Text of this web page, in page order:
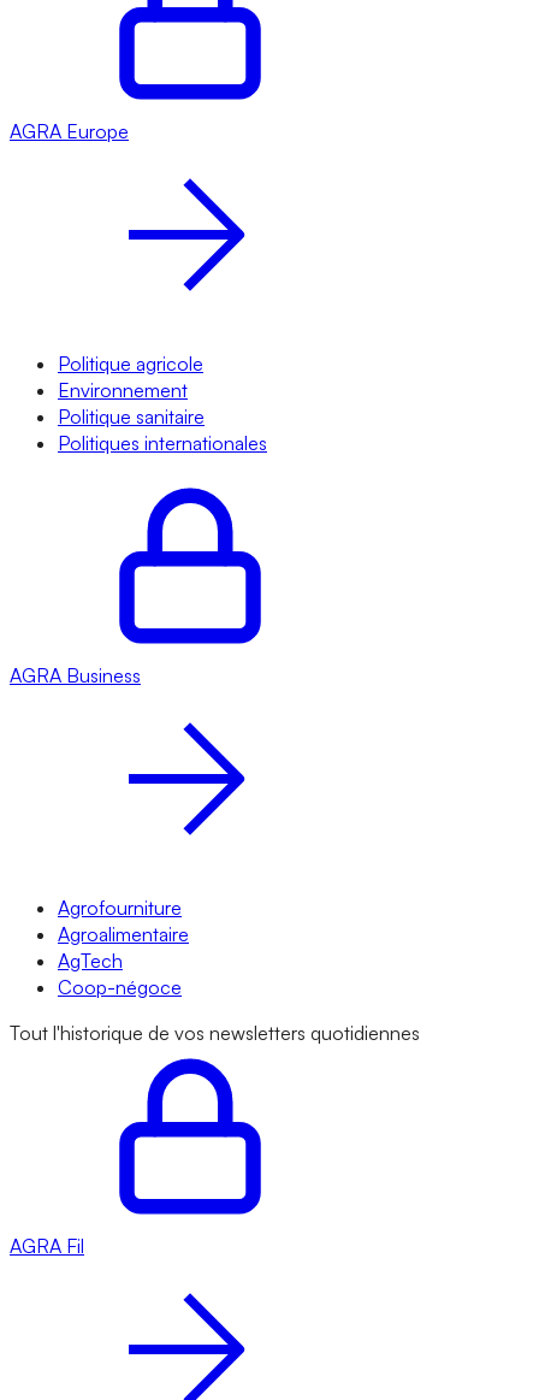
AGRA Europe
Politique agricole
Environnement
Politique sanitaire
Politiques internationales
AGRA Business
Agrofourniture
Agroalimentaire
AgTech
Coop-négoce
Tout l'historique de vos newsletters quotidiennes
AGRA Fil